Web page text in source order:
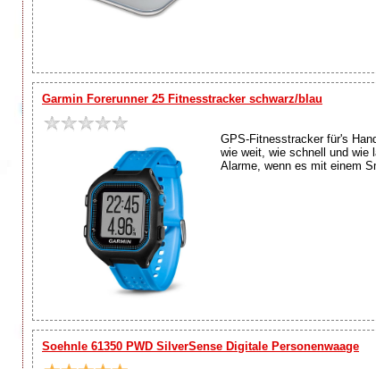
Garmin Forerunner 25 Fitnesstracker schwarz/blau
GPS-Fitnesstracker für's
wie weit, wie schnell und wie
Alarme, wenn es mit einem
Soehnle 61350 PWD SilverSense Digitale Personenwaage